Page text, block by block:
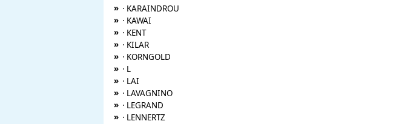
» · KARAINDROU
» · KAWAI
» · KENT
» · KILAR
» · KORNGOLD
» · L
» · LAI
» · LAVAGNINO
» · LEGRAND
» · LENNERTZ